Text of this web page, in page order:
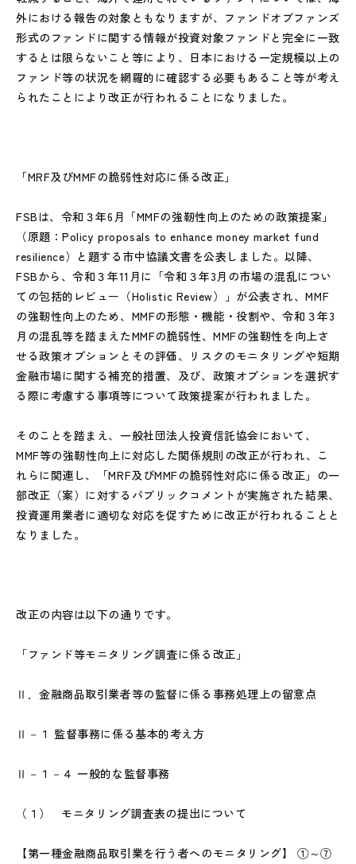
外における報告の対象ともなりますが、ファンドオブファンズ
形式のファンドに関する情報が投資対象ファンドと完全に一致
するとは限らないこと等により、日本における一定規模以上の
ファンド等の状況を網羅的に確認する必要もあること等が考え
られたことにより改正が行われることになりました。
「MRF及びMMFの脆弱性対応に係る改正」
FSBは、令和３年6月「MMFの強靭性向上のための政策提案」
（原題：Policy proposals to enhance money market fund
resilience）と題する市中協議文書を公表しました。以降、
FSBから、令和３年11月に「令和３年3月の市場の混乱につい
ての包括的レビュー（Holistic Review）」が公表され、MMF
の強靭性向上のため、MMFの形態・機能・役割や、令和３年3
月の混乱等を踏まえたMMFの脆弱性、MMFの強靭性を向上さ
せる政策オプションとその評価、リスクのモニタリングや短期
金融市場に関する補充的措置、及び、政策オプションを選択す
る際に考慮する事項等について政策提案が行われました。
そのことを踏まえ、一般社団法人投資信託協会において、
MMF等の強靭性向上に対応した関係規則の改正が行われ、こ
れらに関連し、「MRF及びMMFの脆弱性対応に係る改正」の一
部改正（案）に対するパブリックコメントが実施された結果、
投資運用業者に適切な対応を促すために改正が行われることと
なりました。
改正の内容は以下の通りです。
「ファンド等モニタリング調査に係る改正」
Ⅱ．金融商品取引業者等の監督に係る事務処理上の留意点
Ⅱ－１ 監督事務に係る基本的考え方
Ⅱ－１－４ 一般的な監督事務
（１） モニタリング調査表の提出について
【第一種金融商品取引業を行う者へのモニタリング】 ①～⑦